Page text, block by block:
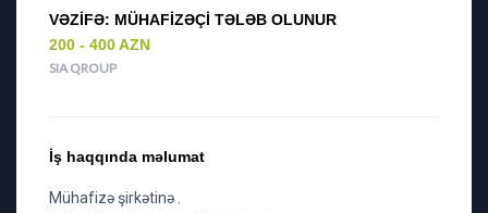
VƏZIFƏ: MÜHAFIZƏÇI TƏLƏB OLUNUR
200 - 400 AZN
SIA QROUP
İş haqqında məlumat
Mühafizə şirkətinə .